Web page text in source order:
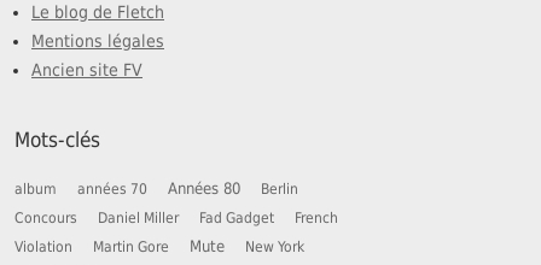
Le blog de Fletch
Mentions légales
Ancien site FV
Mots-clés
album années 70 Années 80
Berlin
Concours
Daniel Miller Fad Gadget
French
Violation
Martin Gore Mute New York